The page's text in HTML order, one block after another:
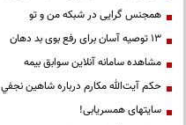
همجنس گرایی در شبکه من و تو
13 توصیه آسان برای رفع بوی بد دهان
مشاهده سامانه آنلاين سوابق بیمه
حكم آيت‌الله مكارم درباره شاهين نجفي
سایتهای همسریابی!